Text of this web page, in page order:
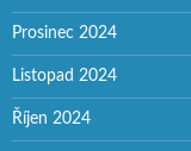
Prosinec 2024
Listopad 2024
Říjen 2024